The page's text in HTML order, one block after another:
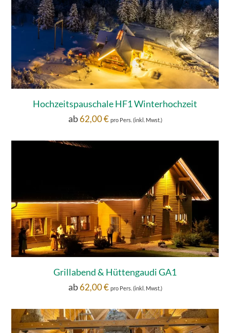
Hochzeitspauschale HF1 Winterhochzeit
ab62,00€ pro Pers. (inkl. Mwst.)
Grillabend & Hüttengaudi GA1
ab62,00€ pro Pers. (inkl. Mwst.)